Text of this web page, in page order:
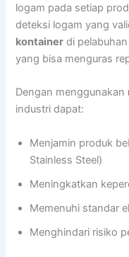
logam pada setiap
deteksi logam yang
kontainer di
yang bisa menguras
Dengan menggunakan
industri dapat:
Menjamin produk
Stainless Steel)
Meningkatkan
Memenuhi standar
Menghindari risiko